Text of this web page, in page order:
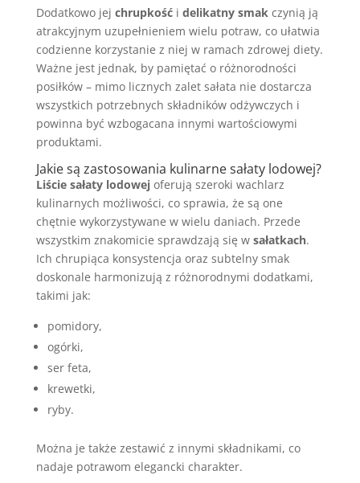
Dodatkowo jej chrupkośći delikatny smakczynią ją
atrakcyjnym uzupełnieniem wielu potraw, co ułatwia
codzienne korzystanie z niej w ramach zdrowej diety.
Ważne jest jednak, by pamiętać o różnorodności
posiłków – mimo licznych zalet sałata nie dostarcza
wszystkich potrzebnych składników odżywczych i
powinna być wzbogacana innymi wartościowymi
produktami.
Jakie są zastosowania kulinarne sałaty lodowej?
Liście sałaty lodowejoferują szeroki wachlarz
kulinarnych możliwości, co sprawia, że są one
chętnie wykorzystywane w wielu daniach. Przede
wszystkim znakomicie sprawdzają się w sałatkach.
Ich chrupiąca konsystencja oraz subtelny smak
doskonale harmonizują z różnorodnymi dodatkami,
takimi jak:
pomidory,
ogórki,
ser feta,
krewetki,
ryby.
Można je także zestawić z innymi składnikami, co
nadaje potrawom elegancki charakter.